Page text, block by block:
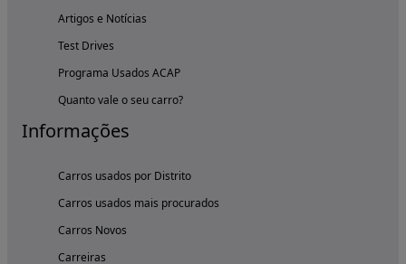
Artigos e Notícias
Test Drives
Programa Usados ACAP
Quanto vale o seu carro?
Informações
Carros usados por Distrito
Carros usados mais procurados
Carros Novos
Carreiras